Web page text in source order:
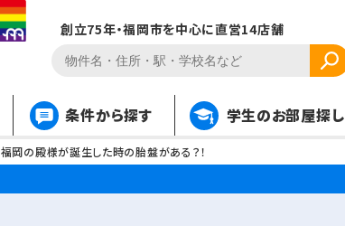
創立75年・福岡市を中心に直営14店舗
条件から探す 学生のお部屋探し
福岡の殿様が誕生した時の胎盤がある？！